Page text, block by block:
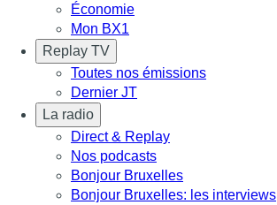
Économie
Mon BX1
Replay TV
Toutes nos émissions
Dernier JT
La radio
Direct & Replay
Nos podcasts
Bonjour Bruxelles
Bonjour Bruxelles: les interviews